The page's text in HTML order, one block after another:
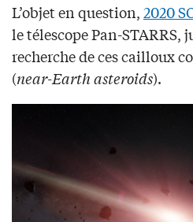
L’objet en question,2020
le télescope Pan-STARRS,
recherche de ces cailloux
(near-Earth asteroids).